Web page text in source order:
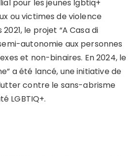
pour les jeunes lgbtiq+
ou victimes de violence
le projet “A Casa di
autonomie aux personnes
et non-binaires. En 2024, le
a été lancé, une initiative de
contre le sans-abrisme
LGBTIQ+.